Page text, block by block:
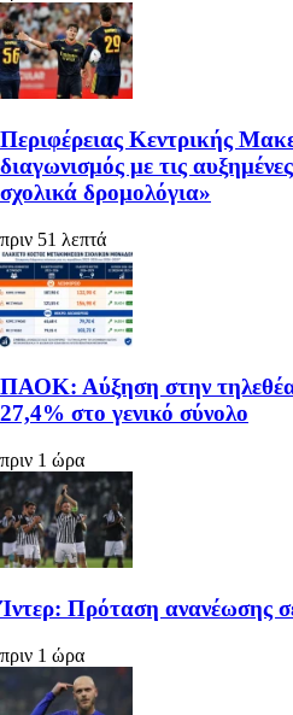
Περιφέρειας Κεντρικής
διαγωνισμός με τις
σχολικά δρομολόγια»
πριν 51 λεπτά
ΠΑΟΚ: Αύξηση στην
27,4% στο γενικό σύνολο
πριν 1 ώρα
Ίντερ: Πρόταση ανανέωσης
πριν 1 ώρα